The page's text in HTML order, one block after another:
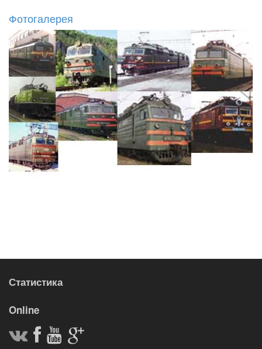
Фотогалерея
Статистика
Online